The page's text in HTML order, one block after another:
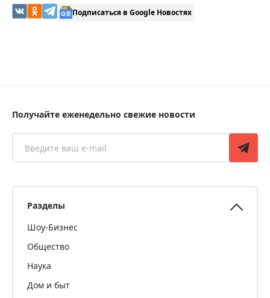
Подписаться в Google Новостях
Получайте еженедельно свежие новости
Разделы
Шоу-Бизнес
Общество
Наука
Дом и быт